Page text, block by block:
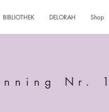
BIBLIOTHEK DELORAH Shop
Nr. 1